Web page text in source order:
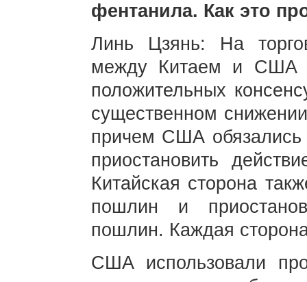
фентанила. Как это
Линь Цзянь: На
между Китаем и США
положительных
существенном
причем США обязались
приостановить
Китайская сторона
пошлин и
пошлин. Каждая
США использовали